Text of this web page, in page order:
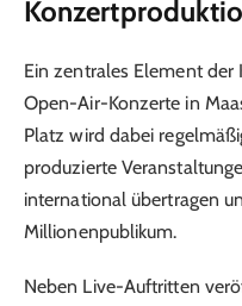
Ein zentrales Element der
Open-Air-Konzerte in
Platz wird dabei
produzierte
international übertragen
Millionenpublikum.
Neben Live-Auftritten